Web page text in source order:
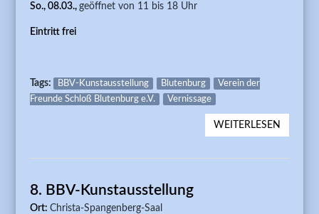
So., 08.03.,geöffnet von 11 bis 18 Uhr
Eintritt frei
Tags: BBV-Kunstausstellung Blutenburg
Verein der
Freunde Schloß Blutenburg e.V.
Vernissage
WEITERLESEN
2026
8. BBV-Kunstausstellung
Ort:Christa-Spangenberg-Saal